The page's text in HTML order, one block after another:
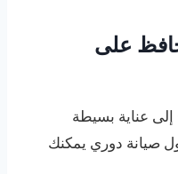
على
عناية بسيطة
صيانة دوري يمكنك